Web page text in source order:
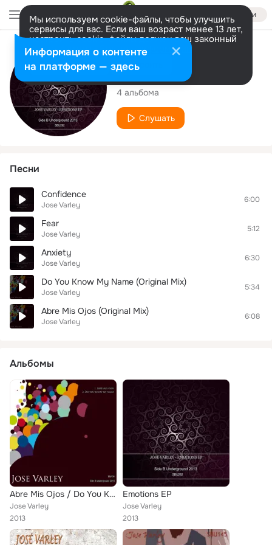
Войти
Мы используем cookie-файлы, чтобы улучшить
сервисы для вас. Если ваш возраст менее 13 лет,
настроить cookie-файлы должен ваш законный
представитель. Больше информации
Разрешить все Настроить
Исполнитель
Jose Varley
4 альбома
Слушать
Песни
Confidence
Jose Varley
6:00
Fear
Jose Varley
5:12
Anxiety
Jose Varley
6:30
Do You Know My Name (Original Mix)
Jose Varley
5:34
Abre Mis Ojos (Original Mix)
Jose Varley
6:08
Альбомы
Abre Mis Ojos / Do You Know My Name
Jose Varley
2013
Emotions EP
Jose Varley
2013
Информация о контенте
на платформе — здесь